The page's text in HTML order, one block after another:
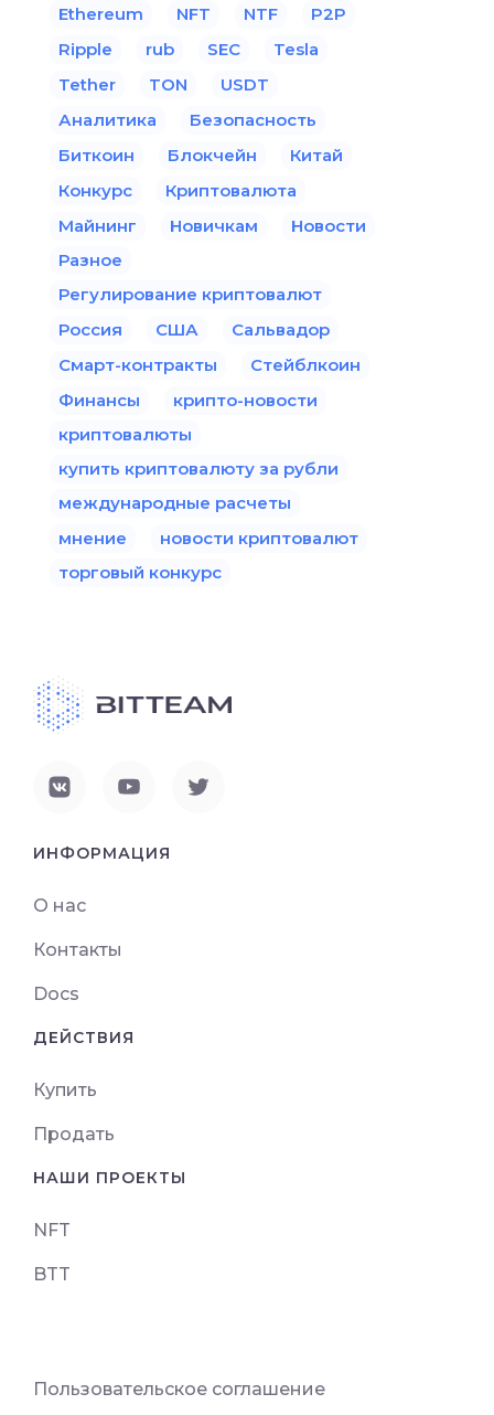
Ethereum
NFT NTF
P2P
Ripple
rub SEC
Tesla
Tether
TON
USDT
Аналитика
Безопасность
Биткоин
Блокчейн
Китай
Конкурс
Криптовалюта
Майнинг
Новичкам
Новости
Разное
Регулирование криптовалют
Россия
США
Сальвадор
Смарт-контракты
Стейблкоин
Финансы
крипто-новости
криптовалюты
купить криптовалюту за рубли
международные расчеты
мнение
новости криптовалют
торговый конкурс
ИНФОРМАЦИЯ
О нас
Контакты
Docs
ДЕЙСТВИЯ
Купить
Продать
НАШИ ПРОЕКТЫ
NFT
BTT
Пользовательское соглашение